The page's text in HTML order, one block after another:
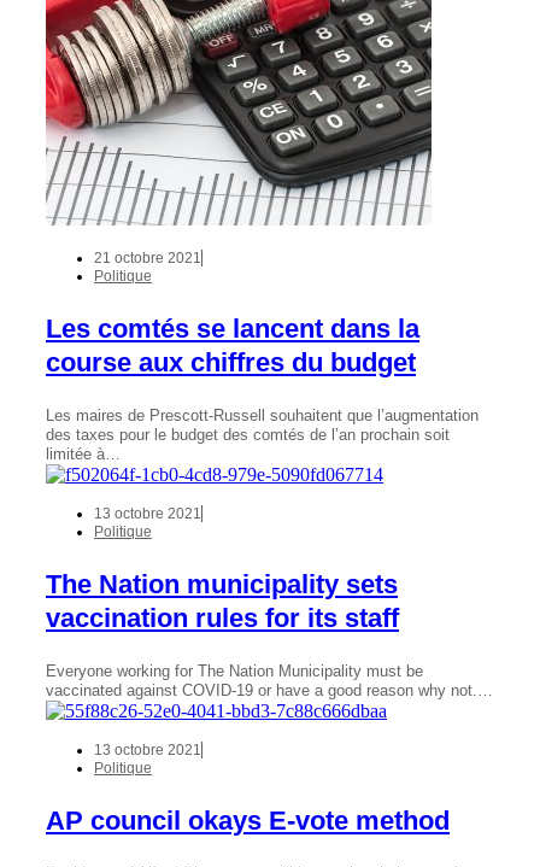
21 octobre 2021
Politique
Les comtés se lancent dans la
course aux chiffres du budget
Les maires de Prescott-Russell souhaitent que l’augmentation
des taxes pour le budget des comtés de l’an prochain soit
limitée à…
13 octobre 2021
Politique
The Nation municipality sets
vaccination rules for its staff
Everyone working for The Nation Municipality must be
vaccinated against COVID-19 or have a good reason why not.…
13 octobre 2021
Politique
AP council okays E-vote method